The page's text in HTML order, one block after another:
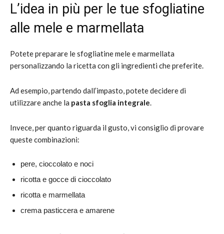
L’idea in più per le tue sfogliatine
alle mele e marmellata
Potete preparare le sfogliatine mele e marmellata
personalizzando la ricetta con gli ingredienti che preferite.
Ad esempio, partendo dall’impasto, potete decidere di
utilizzare anche la pasta sfoglia integrale.
Invece, per quanto riguarda il gusto, vi consiglio di provare
queste combinazioni:
pere, cioccolato e noci
ricotta e gocce di cioccolato
ricotta e marmellata
crema pasticcera e amarene